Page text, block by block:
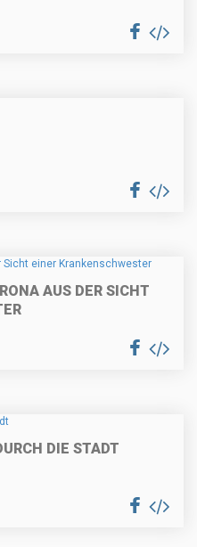
AUS DER SICHT
DIE STADT